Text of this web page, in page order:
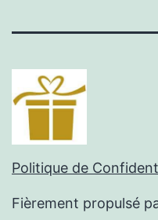
Politique de
Fièrement propulsé